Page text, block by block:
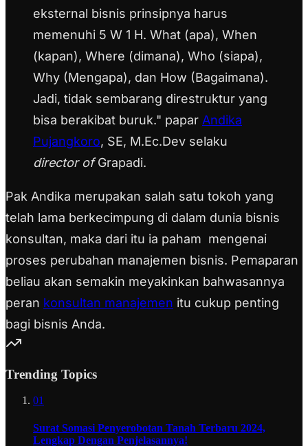
eksternal bisnis prinsipnya harus
memenuhi 5 W 1 H. What (apa), When
(kapan), Where (dimana), Who (siapa),
Why (Mengapa), dan How (Bagaimana).
Jadi, tidak sembarang direstruktur yang
bisa berakibat buruk." papar Andika
Pujangkoro, SE, M.Ec.Dev selaku
director ofGrapadi.
Pak Andika merupakan salah satu tokoh yang
telah lama berkecimpung di dalam dunia bisnis
konsultan, maka dari itu ia paham mengenai
proses perubahan manajemen bisnis. Pemaparan
beliau akan semakin meyakinkan bahwasannya
peran konsultan manajemen itu cukup penting
bagi bisnis Anda.
Trending Topics
01
Surat Somasi Penyerobotan Tanah Terbaru 2024,
Lengkap Dengan Penjelasannya!